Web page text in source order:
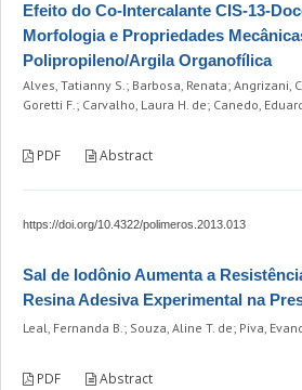
Efeito do Co-Intercalante CIS-13-
Morfologia e Propriedades
Polipropileno/Argila Organofílica
Alves, Tatianny S.; Barbosa, Renata; Angrizani,
Goretti F.; Carvalho, Laura H. de; Canedo,
PDF Abstract
https://doi.org/10.4322/polimeros.2013.013
Sal de Iodônio Aumenta a
Resina Adesiva Experimental na
Leal, Fernanda B.; Souza, Aline T. de; Piva,
PDF Abstract